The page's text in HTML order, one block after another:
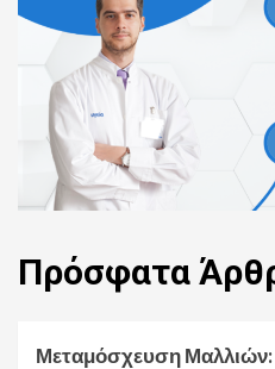
Πρόσφατα
Μεταμόσχευση